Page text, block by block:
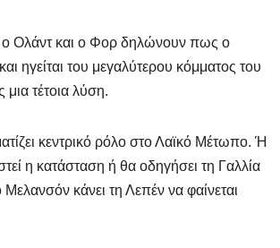
ο Ολάντ και ο Φορ δηλώνουν πως ο
ηγείται του μεγαλύτερου κόμματος του
τέτοια λύση.
κεντρικό ρόλο στο Λαϊκό Μέτωπο. Ή
η κατάσταση ή θα οδηγήσει τη Γαλλία
κάνει τη Λεπέν να φαίνεται